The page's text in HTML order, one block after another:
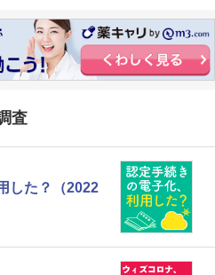
査
した？（2022